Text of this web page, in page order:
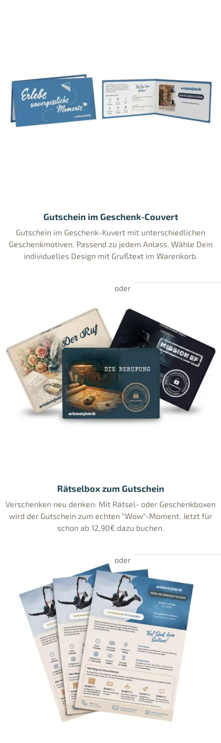
Gutschein im Geschenk-Couvert
Gutschein im Geschenk-Kuvert mit unterschiedlichen
Geschenkmotiven. Passend zu jedem Anlass. Wähle Dein
individuelles Design mit Grußtext im Warenkorb.
Rätselbox zum Gutschein
Verschenken neu denken: Mit Rätsel- oder Geschenkboxen
wird der Gutschein zum echten "Wow"-Moment. Jetzt für
schon ab 12,90€ dazu buchen.